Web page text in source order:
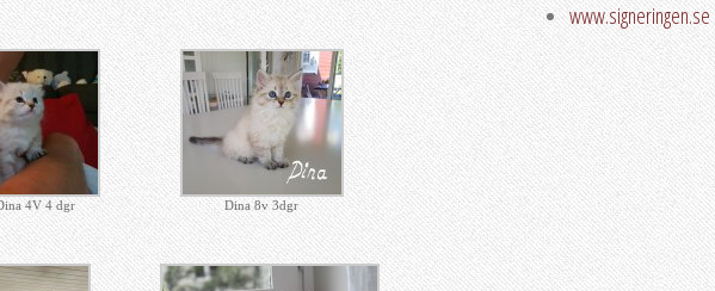
4v 3dgr
4V 4 dgr
Dina 8v 3dgr
www.signeringen.se